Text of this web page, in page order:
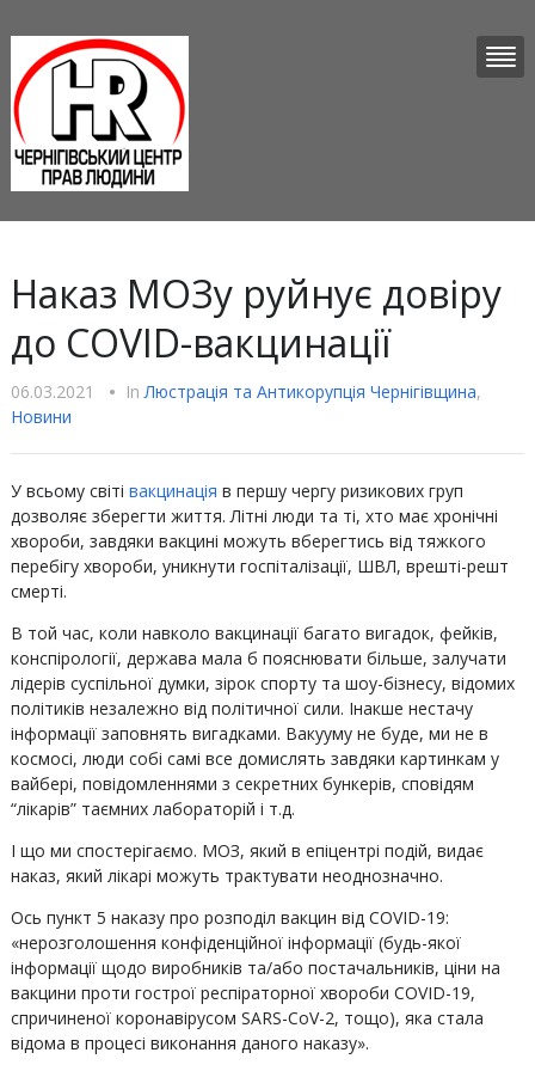
Наказ МОЗу руйнує довіру
до COVID-вакцинації
06.03.2021 • InЛюстрацiя та Антикорупцiя Чернігівщина,
Новини
У всьому світі вакцинація в першу чергу ризикових груп
дозволяє зберегти життя. Літні люди та ті, хто має хронічні
хвороби, завдяки вакцині можуть вберегтись від тяжкого
перебігу хвороби, уникнути госпіталізації, ШВЛ, врешті-решт
смерті.
В той час, коли навколо вакцинації багато вигадок, фейків,
конспірології, держава мала б пояснювати більше, залучати
лідерів суспільної думки, зірок спорту та шоу-бізнесу, відомих
політиків незалежно від політичної сили. Інакше нестачу
інформації заповнять вигадками. Вакууму не буде, ми не в
космосі, люди собі самі все домислять завдяки картинкам у
вайбері, повідомленнями з секретних бункерів, сповідям
“лікарів” таємних лабораторій і т.д.
І що ми спостерігаємо. МОЗ, який в епіцентрі подій, видає
наказ, який лікарі можуть трактувати неоднозначно.
Ось пункт 5 наказу про розподіл вакцин від COVID-19:
«нерозголошення конфіденційної інформації (будь-якої
інформації щодо виробників та/або постачальників, ціни на
вакцини проти гострої респіраторної хвороби COVID-19,
спричиненої коронавірусом SARS-CoV-2, тощо), яка стала
відома в процесі виконання даного наказу».